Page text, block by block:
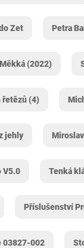
Zet Petra
(2022)
řetězů (4)
jehly
V5.0 Tenká
Příslušenství
03827-002